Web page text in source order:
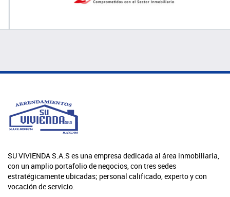
SU VIVIENDA S.A.S es una empresa dedicada al área inmobiliaria,
con un amplio portafolio de negocios, con tres sedes
estratégicamente ubicadas; personal calificado, experto y con
vocación de servicio.